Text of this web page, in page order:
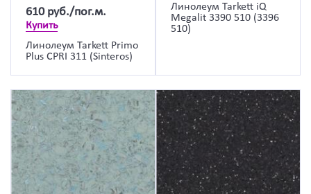
610 руб./пог.м.
Купить
Линолеум Tarkett Primo
Plus CPRI 311 (Sinteros)
Линолеум Tarkett iQ
Megalit 3390 510 (3396
510)